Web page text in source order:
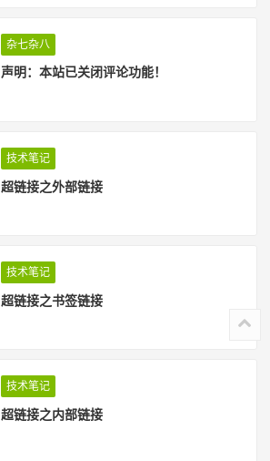
杂七杂八
声明：本站已关闭评论功能！
技术笔记
超链接之外部链接
技术笔记
超链接之书签链接
技术笔记
超链接之内部链接